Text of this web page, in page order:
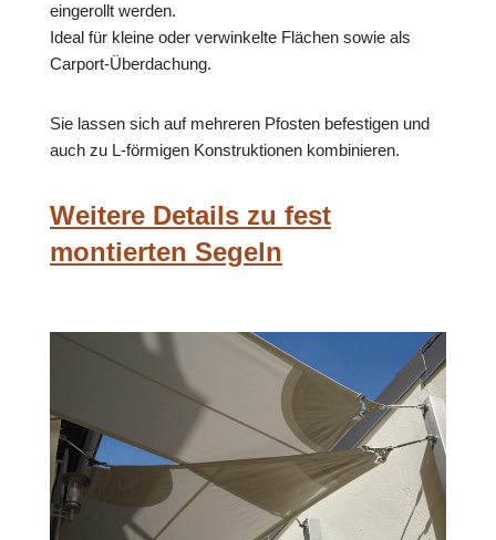
eingerollt werden.
Ideal für kleine oder verwinkelte Flächen sowie als
Carport-Überdachung.
Sie lassen sich auf mehreren Pfosten befestigen und
auch zu L-förmigen Konstruktionen kombinieren.
Weitere Details zu fest
montierten Segeln